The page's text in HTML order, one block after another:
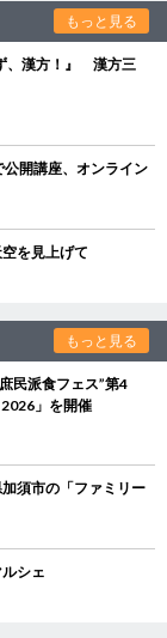
もっと見る
、漢方！』 漢方三
開講座、オンライン
を見上げて
もっと見る
民派食フェス”第4
」を開催
須市の「ファミリー
シェ